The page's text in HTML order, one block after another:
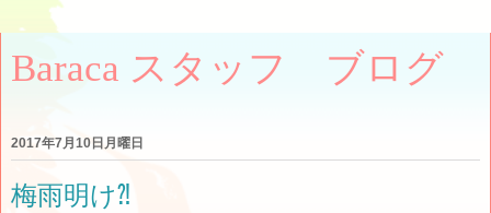
Baraca スタッフ ブログ
2017年7月10日月曜日
梅雨明け⁈